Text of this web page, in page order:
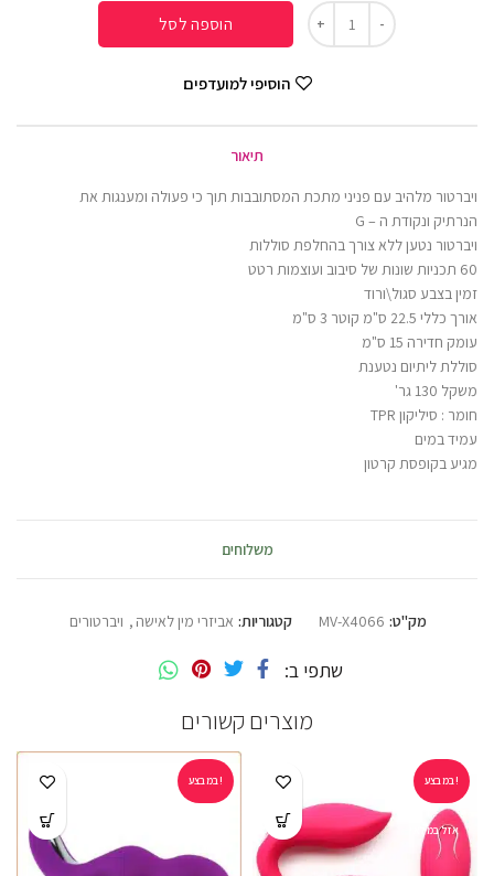
הוספה לסל
הוסיפי למועדפים
תיאור
ויברטור מלהיב עם פניני מתכת המסתובבות תוך כי פעולה ומענגות את
הנרתיק ונקודת ה – G
ויברטור נטען ללא צורך בהחלפת סוללות
60 תכניות שונות של סיבוב ועוצמות רטט
זמין בצבע סגול\ורוד
אורך כללי 22.5 ס"מ קוטר 3 ס"מ
עומק חדירה 15 ס"מ
סוללת ליתיום נטענת
משקל 130 גר'
חומר : סיליקון TPR
עמיד במים
מגיע בקופסת קרטון
משלוחים
מק"ט: MV-X4066 קטגוריות: אביזרי מין לאישה , ויברטורים
שתפי ב
מוצרים קשורים
במבצע!
אזל במלאי
במבצע!